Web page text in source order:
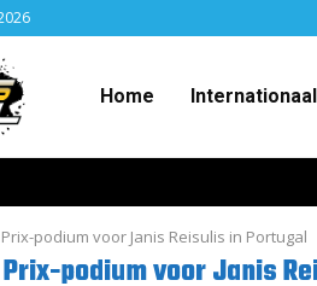
Home
podium voor Janis Reisulis in Portugal
podium voor Janis